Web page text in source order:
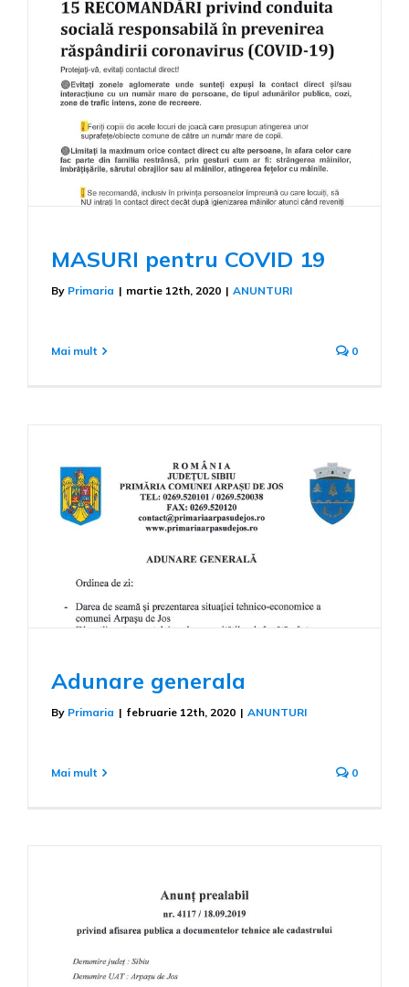
MASURI pentru COVID 19
By Primaria | martie 12th, 2020 | ANUNTURI
Mai mult 0
Adunare generala
By Primaria | februarie 12th, 2020 | ANUNTURI
Mai mult 0